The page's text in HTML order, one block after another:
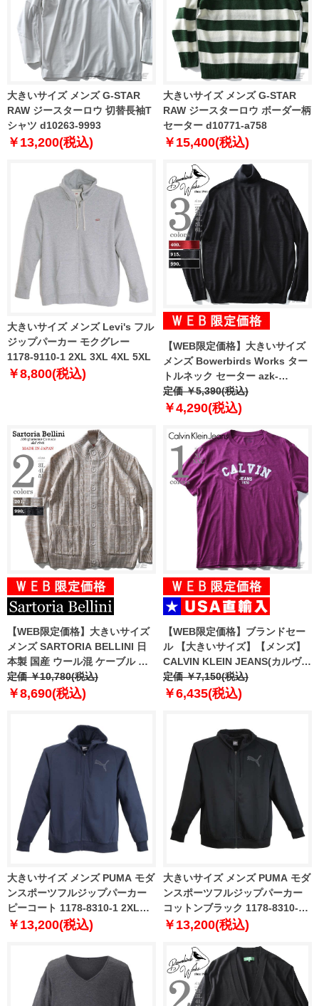
大きいサイズ メンズ G-STAR
RAW ジースターロウ 切替長袖T
シャツ d10263-9993
￥13,200(税込)
大きいサイズ メンズ G-STAR
RAW ジースターロウ ボーダー柄
セーター d10771-a758
￥15,400(税込)
大きいサイズ メンズ Levi's フル
ジップパーカー モクグレー
1178-9110-1 2XL 3XL 4XL 5XL
￥8,800(税込)
【WEB限定価格】大きいサイズ
メンズ Bowerbirds Works ター
トルネック セーター azk-
180550
定価 ￥5,390(税込)
￥4,290(税込)
【WEB限定価格】大きいサイズ
メンズ SARTORIA BELLINI 日
本製 国産 ウール混 ケーブル ボ
タン ハイネック カーディガン ニ
ット made in japan 82102602
定価 ￥10,780(税込)
￥8,690(税込)
【WEB限定価格】ブランドセー
ル 【大きいサイズ】【メンズ】
CALVIN KLEIN JEANS(カルヴァ
ンクラインジーンズ) デザイン半
袖Tシャツ【USA直輸入】
定価 ￥7,150(税込)
￥6,435(税込)
大きいサイズ メンズ PUMA モダ
ンスポーツフルジップパーカー
ピーコート 1178-8310-1 2XL
3XL 4XL 5XL
￥13,200(税込)
大きいサイズ メンズ PUMA モダ
ンスポーツフルジップパーカー
コットンブラック 1178-8310-2
2XL 3XL 4XL 5XL
￥13,200(税込)